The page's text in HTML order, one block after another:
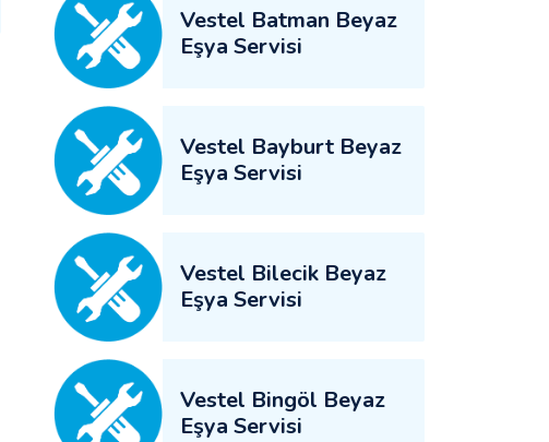
Vestel Batman Beyaz
Eşya Servisi
Vestel Bayburt Beyaz
Eşya Servisi
Vestel Bilecik Beyaz
Eşya Servisi
Vestel Bingöl Beyaz
Eşya Servisi